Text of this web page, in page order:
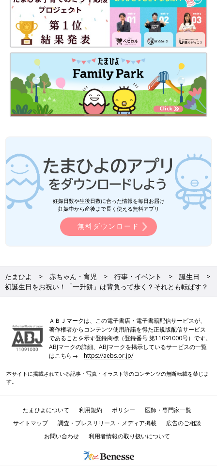
妊娠日数や生後日数に合った情報を毎日お届け
妊娠中から産後まで長く使える無料アプリ
無料ダウンロード
たまひよ 赤ちゃん・育児 行事・イベント
誕生日
初誕生日をお祝い！「一升餅」は背負って歩く？それとも転ばす？
ＡＢＪマークは、この電子書店・電子書籍配信サービスが、
著作権者からコンテンツ使用許諾を得た正規版配信サービス
であることを示す登録商標（登録番号 第11091000号）です。
ABJマークの詳細、ABJマークを掲示しているサービスの一覧
はこちら→https://aebs.or.jp/
本サイトに掲載されている記事・写真・イラスト等のコンテンツの無断転載を禁じま
す。
たまひよについて 利用規約 ポリシー
医師・専門家一覧
サイトマップ
調査・プレスリリース・メディア掲載
広告のご相談
お問い合わせ
利用者情報の取り扱いについて